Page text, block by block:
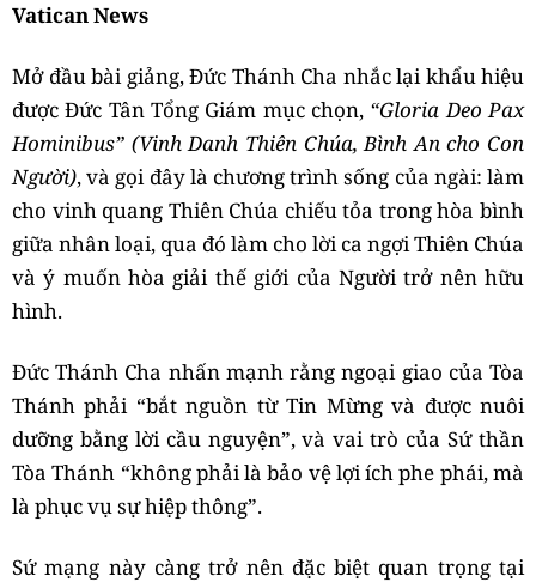
Vatican News
Mở đầu bài giảng, Đức Thánh Cha nhắc lại khẩu hiệu
được Đức Tân Tổng Giám mục chọn, “Gloria Deo Pax
Hominibus” (Vinh Danh Thiên Chúa, Bình An cho Con
Người), và gọi đây là chương trình sống của ngài: làm
cho vinh quang Thiên Chúa chiếu tỏa trong hòa bình
giữa nhân loại, qua đó làm cho lời ca ngợi Thiên Chúa
và ý muốn hòa giải thế giới của Người trở nên hữu
hình.
Đức Thánh Cha nhấn mạnh rằng ngoại giao của Tòa
Thánh phải “bắt nguồn từ Tin Mừng và được nuôi
dưỡng bằng lời cầu nguyện”, và vai trò của Sứ thần
Tòa Thánh “không phải là bảo vệ lợi ích phe phái, mà
là phục vụ sự hiệp thông”.
Sứ mạng này càng trở nên đặc biệt quan trọng tại